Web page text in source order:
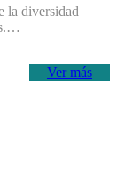
la diversidad
Ver más